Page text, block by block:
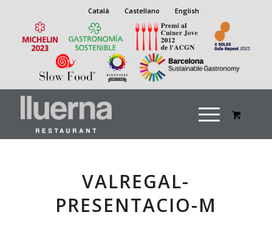
Català Castellano English
VALREGAL-
PRESENTACIO-M